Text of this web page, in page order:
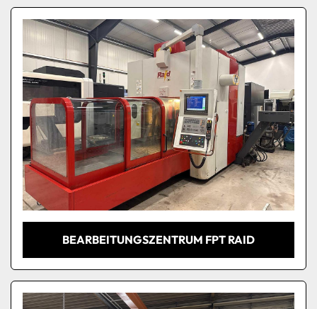
Sortieren nach
BEARBEITUNGSZENTRUM FPT RAID